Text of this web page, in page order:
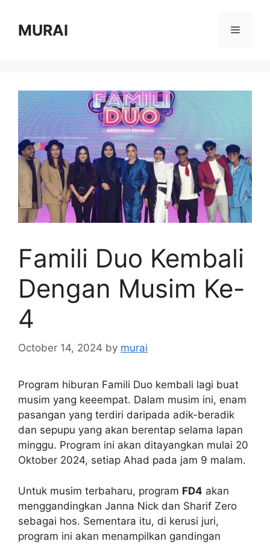
contentMURAI Menu
Famili Duo Kembali
Dengan Musim Ke-
4
October 14, 2024 by murai
Program hiburan Famili Duo kembali lagi buat
musim yang keeempat. Dalam musim ini, enam
pasangan yang terdiri daripada adik-beradik
dan sepupu yang akan berentap selama lapan
minggu. Program ini akan ditayangkan mulai 20
Oktober 2024, setiap Ahad pada jam 9 malam.
Untuk musim terbaharu, program FD4 akan
menggandingkan Janna Nick dan Sharif Zero
sebagai hos. Sementara itu, di kerusi juri,
program ini akan menampilkan gandingan